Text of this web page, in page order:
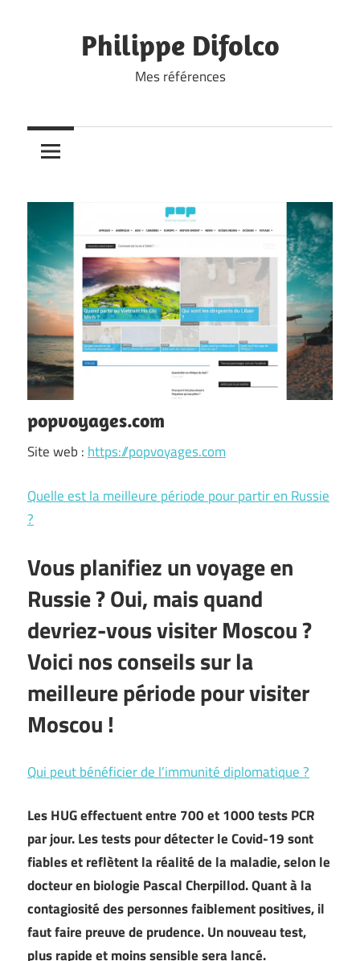
Philippe Difolco
Mes références
popvoyages.com
Site web : https://popvoyages.com
Quelle est la meilleure période pour partir en Russie
?
Vous planifiez un voyage en
Russie ? Oui, mais quand
devriez-vous visiter Moscou ?
Voici nos conseils sur la
meilleure période pour visiter
Moscou !
Qui peut bénéficier de l’immunité diplomatique ?
Les HUG effectuent entre 700 et 1000 tests PCR
par jour. Les tests pour détecter le Covid-19 sont
fiables et reflètent la réalité de la maladie, selon le
docteur en biologie Pascal Cherpillod. Quant à la
contagiosité des personnes faiblement positives, il
faut faire preuve de prudence. Un nouveau test,
plus rapide et moins sensible sera lancé.